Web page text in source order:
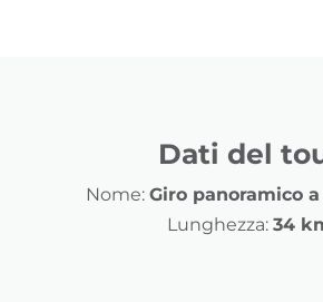
Dati del
Nome: Giro panoramico
Lunghezza: 34